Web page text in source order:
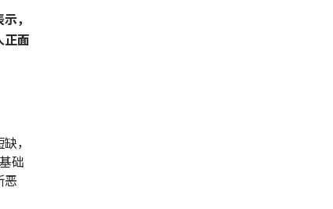
，
正面
，
础
恶